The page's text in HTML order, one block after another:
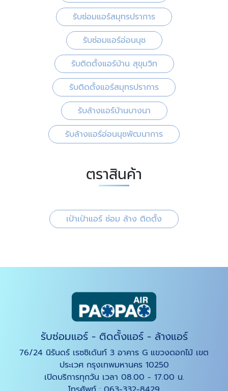
รับซ่อมแอร์สมุทรปราการ
รับซ่อมแอร์อ่อนนุช
รับติดตั้งแอร์บ้าน สุขุมวิท
รับติดตั้งแอร์สมุทรปราการ
รับล้างแอร์บ้านบางนา
รับล้างแอร์อ่อนนุชพัฒนาการ
ตราสินค้า
เป่าเป่าแอร์ ซ่อม ล้าง ติดตั้ง
รับซ่อมแอร์ - ติดตั้งแอร์ - ล้างแอร์
76/24 นิรันดร์ เรซซิเด้นท์ 3 อาคาร G แขวงดอกไม้ เขต
ประเวศ กรุงเทพมหานคร 10250
เปิดบริการทุกวัน เวลา 08.00 - 17.00 น.